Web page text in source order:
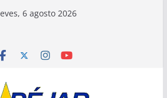
6 agosto 2026